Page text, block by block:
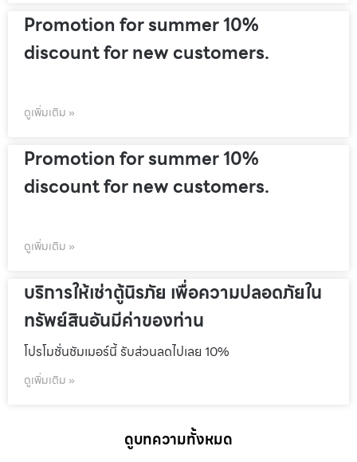
Promotion for summer 10%
discount for new customers.
ดูเพิ่มเติม »
Promotion for summer 10%
discount for new customers.
ดูเพิ่มเติม »
บริการให้เช่าตู้นิรภัย เพื่อความปลอดภัยใน
ทรัพย์สินอันมีค่าของท่าน
โปรโมชั่นชัมเมอร์นี้ รับส่วนลดไปเลย 10%
ดูเพิ่มเติม »
ดูบทความทั้งหมด